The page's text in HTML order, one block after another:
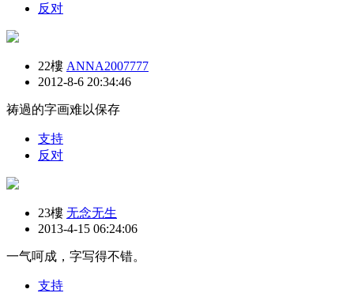
反对
22樓 ANNA2007777
2012-8-6 20:34:46
祷過的字画难以保存
支持
反对
23樓 无念无生
2013-4-15 06:24:06
一气呵成，字写得不错。
支持